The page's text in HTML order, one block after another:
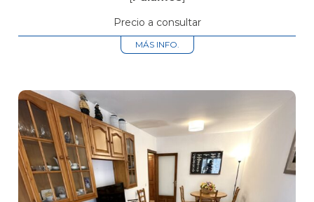
Precio a consultar
MÁS INFO.